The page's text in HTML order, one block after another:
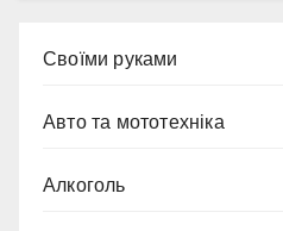
Cвоїми руками
Авто та мототехніка
Алкоголь